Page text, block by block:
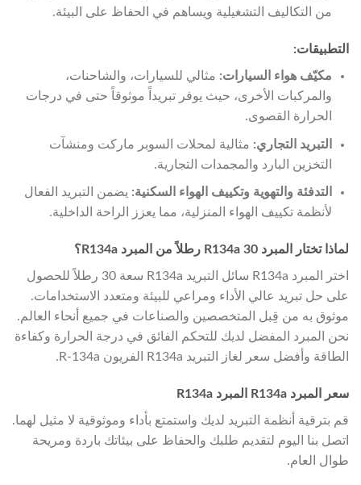
من التكاليف التشغيلية ويساهم في الحفاظ على البيئة.
التطبيقات:
مكيّف هواء السيارات: مثالي للسيارات، والشاحنات،
والمركبات الأخرى، حيث يوفر تبريداً موثوقاً حتى في درجات
الحرارة القصوى.
التبريد التجاري: مثالية لمحلات السوبر ماركت ومنشآت
التخزين البارد والمجمدات التجارية.
التدفئة والتهوية وتكييف الهواء السكنية: يضمن التبريد الفعال
لأنظمة تكييف الهواء المنزلية، مما يعزز الراحة الداخلية.
لماذا تختار المبرد R134a 30 رطلاً من المبرد R134a؟
اختر المبرد R134a سائل التبريد R134a سعة 30 رطلاً للحصول
على حل تبريد عالي الأداء ومراعي للبيئة ومتعدد الاستخدامات.
موثوق به من قِبل المتخصصين والصناعات في جميع أنحاء العالم.
نحن المبرد المفضل لديك للتحكم الفائق في درجة الحرارة وكفاءة
الطاقة وأفضل سعر لغاز التبريد R134a الفريون R-134a.
سعر المبرد R134a المبرد R134a
قم بترقية أنظمة التبريد لديك واستمتع بأداء وموثوقية لا مثيل لهما.
اتصل بنا اليوم لتقديم طلبك والحفاظ على بيئاتك باردة ومريحة
طوال العام.